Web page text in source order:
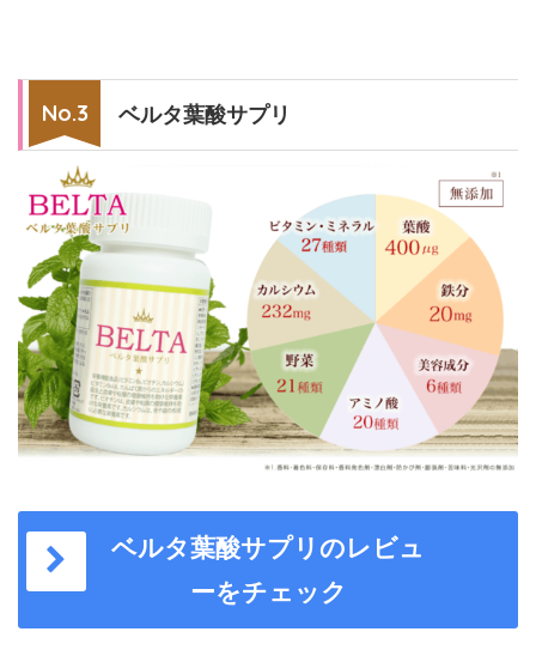
ベルタ葉酸サプリ
ベルタ葉酸サプリのレビュ
ーをチェック